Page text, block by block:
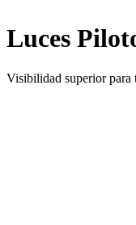
Luces
Visibilidad superior para